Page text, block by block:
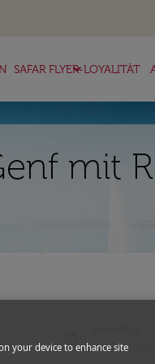
SAFAR FLYER-LOYALITÄT
keyboard_arrow_down
mit
date-aria-label
fc-booking-
23/08/2026
your device to enhance site